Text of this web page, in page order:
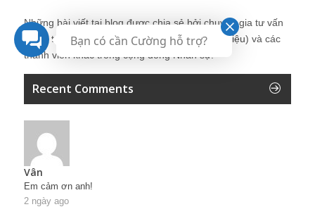
Những bài viết tại blog được chia sẻ bởi chuyên gia tư vấn
Quản trị Nhân sự Nguyễn Hùng Cường (giới thiệu) và các
thành viên khác trong cộng đồng Nhân sự.
Recent Comments
Vân
Em cảm ơn anh!
2 ngày ago
Bạn có cần Cường hỗ trợ?